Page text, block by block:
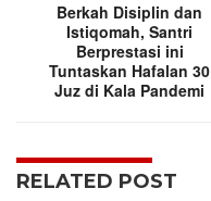
Berkah Disiplin dan
Istiqomah, Santri
Berprestasi ini
Tuntaskan Hafalan 30
Juz di Kala Pandemi
RELATED POST